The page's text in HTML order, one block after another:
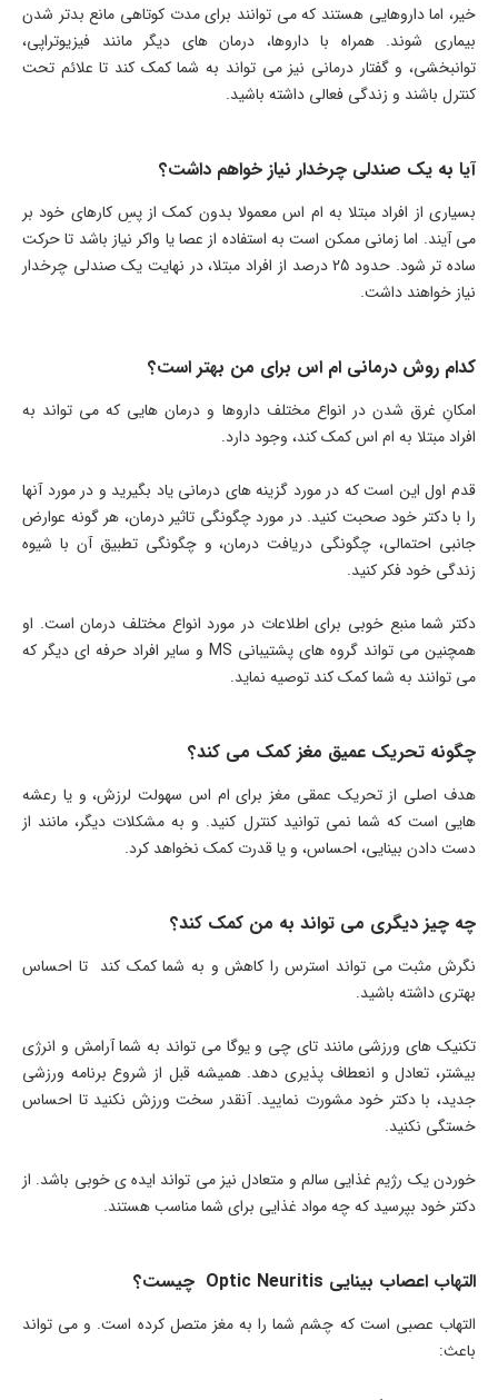
خیر، اما داروهایی هستند که می توانند برای مدت کوتاهی مانع بدتر شدن
بیماری شوند. همراه با داروها، درمان های دیگر مانند فیزیوتراپی،
توانبخشی، و گفتار درمانی نیز می تواند به شما کمک کند تا علائم تحت
کنترل باشند و زندگی فعالی داشته باشید.
آیا به یک صندلی چرخدار نیاز خواهم داشت؟
بسیاری از افراد مبتلا به ام اس معمولا بدون کمک از پسِ کارهای خود بر
می آیند. اما زمانی ممکن است به استفاده از عصا یا واکر نیاز باشد تا حرکت
ساده تر شود. حدود 25 درصد از افراد مبتلا، در نهایت یک صندلی چرخدار
نیاز خواهند داشت.
کدام روش درمانی ام اس برای من بهتر است؟
امکانِ غرق شدن در انواع مختلف داروها و درمان هایی که می تواند به
افراد مبتلا به ام اس کمک کند، وجود دارد.
قدم اول این است که در مورد گزینه های درمانی یاد بگیرید و در مورد آنها
را با دکتر خود صحبت کنید. در مورد چگونگی تاثیر درمان، هر گونه عوارض
جانبی احتمالی، چگونگی دریافت درمان، و چگونگی تطبیق آن با شیوه
زندگی خود فکر کنید.
دکتر شما منبع خوبی برای اطلاعات در مورد انواع مختلف درمان است. او
همچنین می تواند گروه های پشتیبانی MS و سایر افراد حرفه ای دیگر که
می توانند به شما کمک کند توصیه نماید.
چگونه تحریک عمیق مغز کمک می کند؟
هدف اصلی از تحریک عمقی مغز برای ام اس سهولت لرزش، و یا رعشه
هایی است که شما نمی توانید کنترل کنید. و به مشکلات دیگر، مانند از
دست دادن بینایی، احساس، و یا قدرت کمک نخواهد کرد.
چه چیز دیگری می تواند به من کمک کند؟
نگرش مثبت می تواند استرس را کاهش و به شما کمک کند تا احساس
بهتری داشته باشید.
تکنیک های ورزشی مانند تای چی و یوگا می تواند به شما آرامش و انرژی
بیشتر، تعادل و انعطاف پذیری دهد. همیشه قبل از شروع برنامه ورزشی
جدید، با دکتر خود مشورت نمایید. آنقدر سخت ورزش نکنید تا احساس
خستگی نکنید.
خوردن یک رژیم غذایی سالم و متعادل نیز می تواند ایده ی خوبی باشد. از
دکتر خود بپرسید که چه مواد غذایی برای شما مناسب هستند.
التهاب اعصاب بینایی Optic Neuritis چیست؟
التهاب عصبی است که چشم شما را به مغز متصل کرده است. و می تواند
باعث: